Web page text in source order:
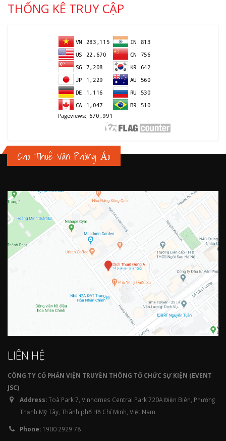
THỐNG KÊ TRUY CẬP
Cho Thuê Văn Phòng Ảo
LIÊN HỆ
CÔNG TY CỔ PHẨN VIỆN TRUYỀN THÔNG TỔ CHỨC SỰ KIỆN (EVENT
JSC)
Address:Toà Park 7, Vinhomes Central Park 720A Điện Biên, Phường
Thạnh Mỹ Tây, Thành phố Hồ Chí Minh, Việt Nam
Phone: 1900 2929 78